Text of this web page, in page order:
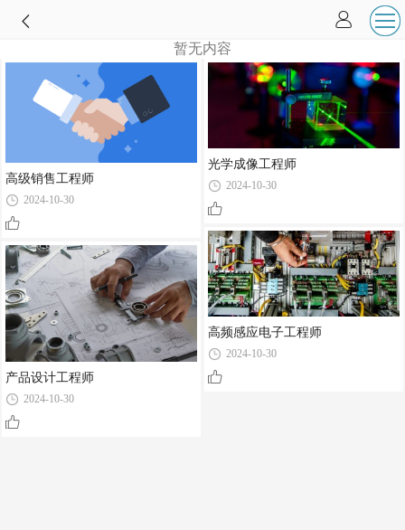
暂无内容
高级销售工程师
2024-10-30
产品设计工程师
2024-10-30
光学成像工程师
2024-10-30
高频感应电子工程师
2024-10-30